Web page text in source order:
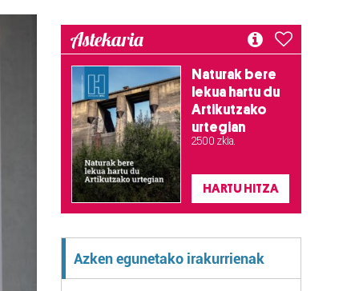
Astekaria
Naturak bere
lekua hartu du
Artikutzako
urtegian
2.500 zkia.
HARTU HITZA
Azken egunetako irakurrienak